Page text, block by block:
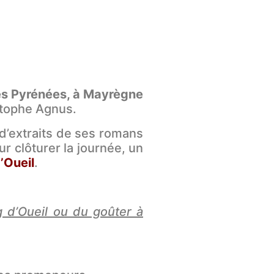
Pyrénées, à Mayrègne
Agnus.
de ses romans
clôturer la journée, un
.
ou du goûter à